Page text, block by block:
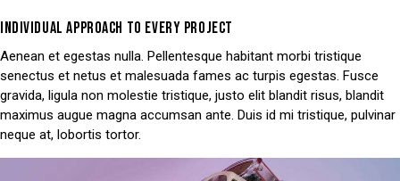
INDIVIDUAL APPROACH TO EVERY PROJECT
Aenean et egestas nulla. Pellentesque habitant morbi tristique
senectus et netus et malesuada fames ac turpis egestas. Fusce
gravida, ligula non molestie tristique, justo elit blandit risus, blandit
maximus augue magna accumsan ante. Duis id mi tristique, pulvinar
neque at, lobortis tortor.